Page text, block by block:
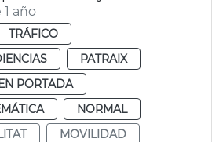
año
TRÁFICO
PATRAIX
PORTADA
NORMAL
MOVILIDAD